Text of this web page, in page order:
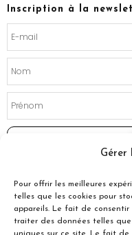
Gérer
Pour offrir les meilleures
telles que les cookies pour
appareils. Le fait de
traiter des données telles
Inscription à la